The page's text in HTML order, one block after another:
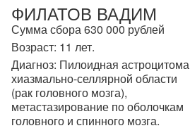
ФИЛАТОВ ВАДИМ
Сумма сбора 630 000 рублей
Возраст: 11 лет.
Диагноз: Пилоидная астроцитома
хиазмально-селлярной области
(рак головного мозга),
метастазирование по оболочкам
головного и спинного мозга.